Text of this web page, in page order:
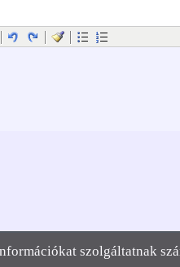
szolgáltatnak